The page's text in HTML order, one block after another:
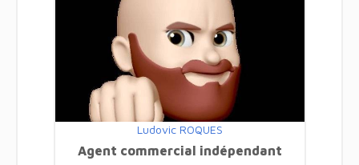
Ludovic ROQUES
Agent commercial indépendant